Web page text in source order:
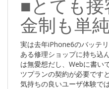
■とても
金制も単
実は去年iPhone6のバッテ
ある修理ショップに持ち込
は無愛想だし、Webに書い
ツプランの契約が必要です
気持ちの良いユーザ体験で